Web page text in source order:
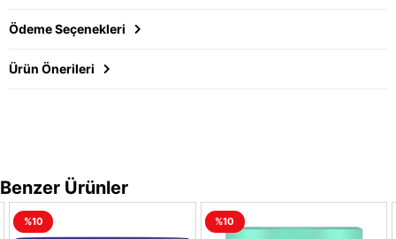
Ödeme Seçenekleri
Ürün Önerileri
Benzer Ürünler
%10 %10